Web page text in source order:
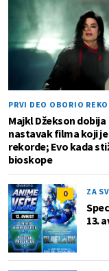
PRVI DEO OBORIO
Majkl Džekson dobija
nastavak filma koji
rekorde; Evo kada
bioskope
0 ZA
13.